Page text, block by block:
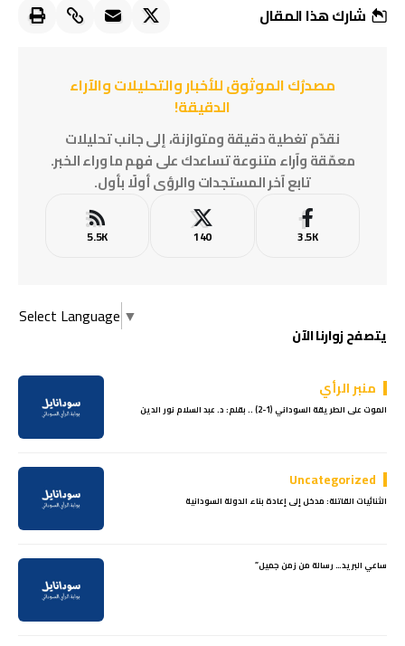
شارك هذا المقال
مصدرُك الموثوق للأخبار والتحليلات والآراء
الدقيقة!
نقدّم تغطية دقيقة ومتوازنة، إلى جانب تحليلات
معمّقة وآراء متنوعة تساعدك على فهم ما وراء الخبر.
تابع آخر المستجدات والرؤى أولًا بأول.
3.5K
140
5.5K
Select Language ▼
يتصفح زوارنا الآن
منبر الرأي
الموت على الطريقة السوداني (1-2) .. بقلم: د. عبد السلام نور الدين
Uncategorized
الثنائيات القاتلة: مدخل إلى إعادة بناء الدولة السودانية
ساعي البريد… رسالة من زمن جميل”